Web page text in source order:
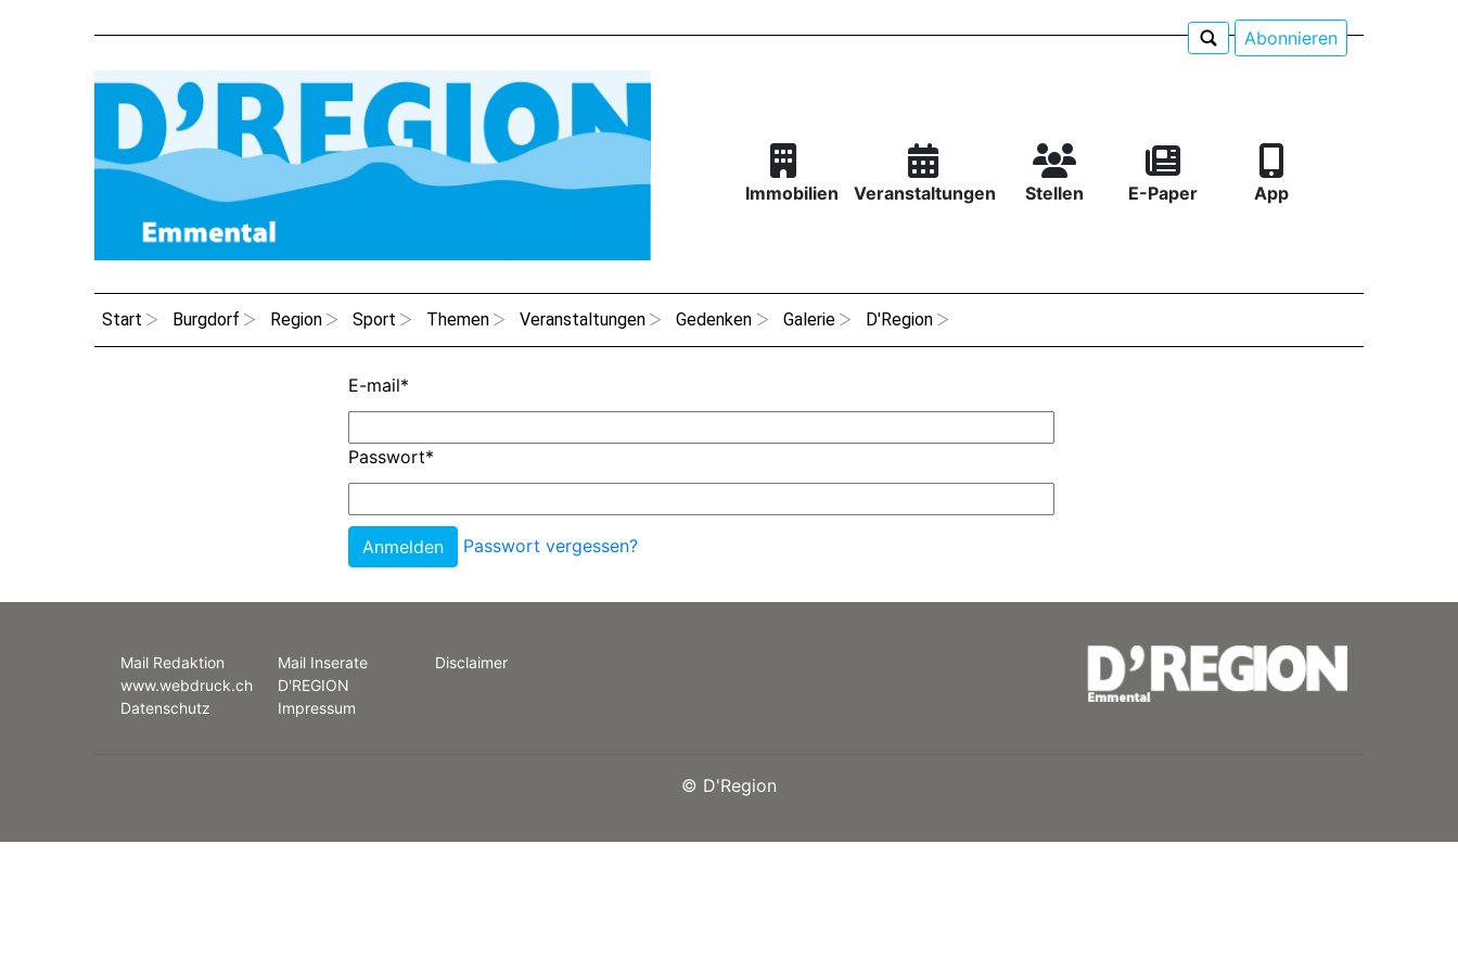
Abonnieren
Immobilien Veranstaltungen Stellen E-Paper App
Start Burgdorf Region Sport Themen Veranstaltungen Gedenken Galerie D'Region
E-mail*
Passwort*
Passwort vergessen?
Mail Redaktion
www.webdruck.ch
Datenschutz
Mail Inserate
D'REGION
Impressum
Disclaimer
© D'Region